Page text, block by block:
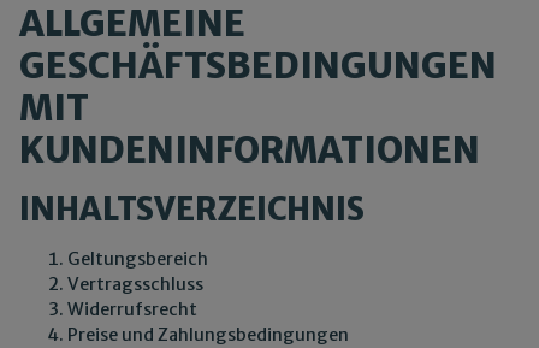
ALLGEMEINE
GESCHÄFTSBEDINGUNGEN
MIT
KUNDENINFORMATIONEN
INHALTSVERZEICHNIS
Geltungsbereich
Vertragsschluss
Widerrufsrecht
Preise und Zahlungsbedingungen